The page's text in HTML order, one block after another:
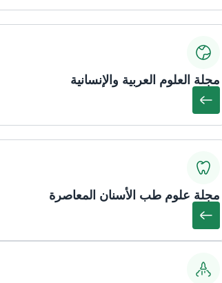
مجلة العلوم العربية والإنسانية
مجلة علوم طب الأسنان المعاصرة